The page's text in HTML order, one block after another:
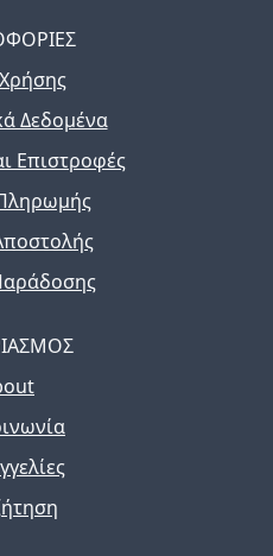
Δεδομένα
Επιστροφές